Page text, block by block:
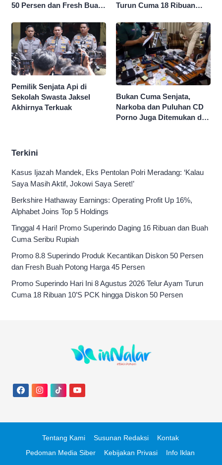
50 Persen dan Fresh Buah
Turun Cuma 18 Ribuan
Persen
Pemilik Senjata Api di
Sekolah Swasta Jaksel
Akhirnya Terkuak
Bukan Cuma Senjata,
Narkoba dan Puluhan CD
Porno Juga Ditemukan di
Terkini
Kasus Ijazah Mandek, Eks Pentolan Polri Meradang: ‘Kalau
Saya Masih Aktif, Jokowi Saya Seret!’
Berkshire Hathaway Earnings: Operating Profit Up 16%,
Alphabet Joins Top 5 Holdings
Tinggal 4 Hari! Promo Superindo Daging 16 Ribuan dan Buah
Cuma Seribu Rupiah
Promo 8.8 Superindo Produk Kecantikan Diskon 50 Persen
dan Fresh Buah Potong Harga 45 Persen
Promo Superindo Hari Ini 8 Agustus 2026 Telur Ayam Turun
Cuma 18 Ribuan 10’S PCK hingga Diskon 50 Persen
Tentang Kami Susunan Redaksi
Kontak
Pedoman Media Siber
Kebijakan Privasi
Info Iklan